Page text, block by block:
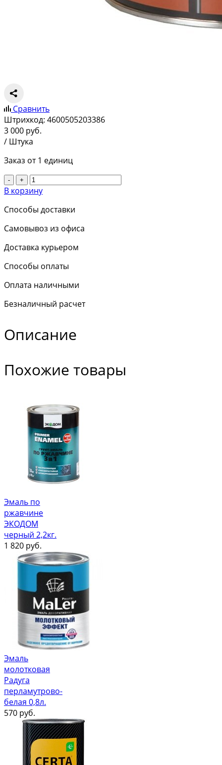
Сравнить
Штрихкод: 4600505203386
3 000 руб.
/ Штука
Заказ от 1 единиц
- +
В корзину
Способы доставки
Самовывоз из офиса
Доставка курьером
Способы оплаты
Оплата наличными
Безналичный расчет
Описание
Похожие товары
Эмаль по
ржавчине
ЭКОДОМ
черный 2,2кг.
1 820 руб.
Эмаль
молотковая
Радуга
перламутрово-
белая 0,8л.
570 руб.